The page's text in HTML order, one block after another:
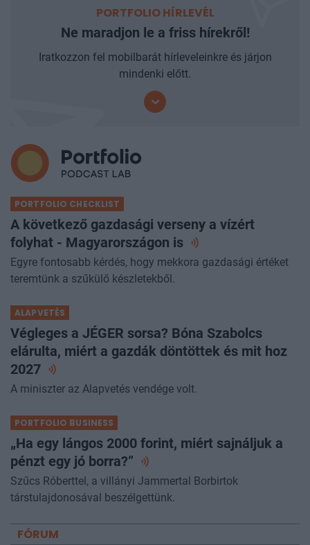
PORTFOLIO HÍRLEVÉL
Ne maradjon le a friss hírekről!
Iratkozzon fel mobilbarát hírleveleinkre és járjon
mindenki előtt.
PORTFOLIO CHECKLIST
A következő gazdasági verseny a vízért
folyhat - Magyarországon is
Egyre fontosabb kérdés, hogy mekkora gazdasági értéket
teremtünk a szűkülő készletekből.
ALAPVETÉS
Végleges a JÉGER sorsa? Bóna Szabolcs
elárulta, miért a gazdák döntöttek és mit hoz
2027
A miniszter az Alapvetés vendége volt.
PORTFOLIO BUSINESS
„Ha egy lángos 2000 forint, miért sajnáljuk a
pénzt egy jó borra?”
Szűcs Róberttel, a villányi Jammertal Borbirtok
társtulajdonosával beszélgettünk.
FÓRUM